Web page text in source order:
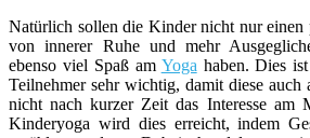
Natürlich sollen die Kinder nicht nur
von innerer Ruhe und mehr
ebenso viel Spaß am Yoga haben. Dies
Teilnehmer sehr wichtig, damit diese auch
nicht nach kurzer Zeit das Interesse am
Kinderyoga wird dies erreicht, indem